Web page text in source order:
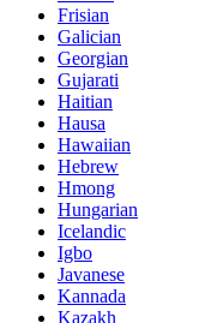
Frisian
Galician
Georgian
Gujarati
Haitian
Hausa
Hawaiian
Hebrew
Hmong
Hungarian
Icelandic
Igbo
Javanese
Kannada
Kazakh